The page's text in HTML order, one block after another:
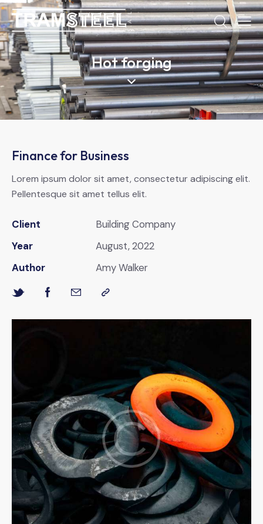
Hot forging
Finance for Business
Lorem ipsum dolor sit amet, consectetur adipiscing elit.
Pellentesque sit amet tellus elit.
Client
Building Company
Year
August, 2022
Author
Amy Walker